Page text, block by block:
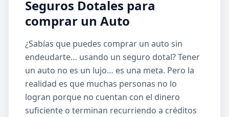
Seguros Dotales para
comprar un Auto
¿Sabías que puedes comprar un auto sin
endeudarte… usando un seguro dotal? Tener
un auto no es un lujo… es una meta. Pero la
realidad es que muchas personas no lo
logran porque no cuentan con el dinero
suficiente o terminan recurriendo a créditos